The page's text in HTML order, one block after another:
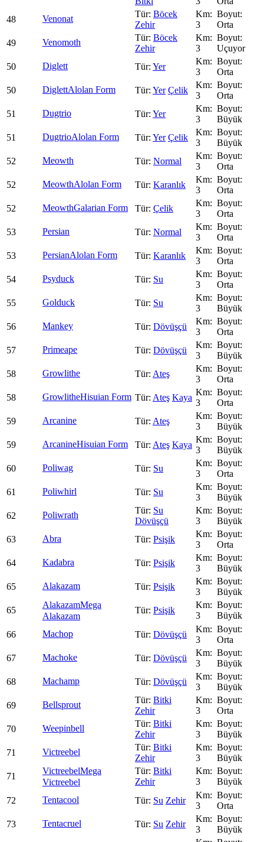
48
Venonat
Böcek
Zehir
3
Orta
49
Venomoth
Böcek
Zehir
3
Uçuyor
50
Diglett Yer
3
Orta
50
DiglettAlolan Form Yer Çelik
3
Orta
51
Dugtrio Yer
3
Büyük
51
DugtrioAlolan Form Yer Çelik
3
Büyük
52
Meowth Normal
3
Orta
52
MeowthAlolan Form Karanlık
3
Orta
52
MeowthGalarian Form Çelik
3
Orta
53
Persian Normal
3
Orta
53
PersianAlolan Form Karanlık
3
Orta
54
Psyduck Su
3
Orta
55
Golduck Su
3
Büyük
56
Mankey Dövüşçü
3
Orta
57
Primeape Dövüşçü
3
Büyük
58
Growlithe Ateş
3
Orta
58
GrowlitheHisuian Form Ateş Kaya
3
Orta
59
Arcanine Ateş
3
Büyük
59
ArcanineHisuian Form Ateş Kaya
3
Büyük
60
Poliwag Su
3
Orta
61
Poliwhirl Su
3
Büyük
62
Poliwrath
Su
Dövüşçü
3
Büyük
63
Abra Psişik
3
Orta
64
Kadabra Psişik
3
Büyük
65
Alakazam Psişik
3
Büyük
65
AlakazamMega
Alakazam
Psişik
3
Büyük
66
Machop Dövüşçü
3
Orta
67
Machoke Dövüşçü
3
Büyük
68
Machamp Dövüşçü
3
Büyük
69
Bellsprout
Bitki
Zehir
3
Orta
70
Weepinbell
Bitki
Zehir
3
Büyük
71
Victreebel
Bitki
Zehir
3
Büyük
71
VictreebelMega
Victreebel
Bitki
Zehir
3
Büyük
72
Tentacool Su Zehir
3
Orta
73
Tentacruel Su Zehir
3
Büyük